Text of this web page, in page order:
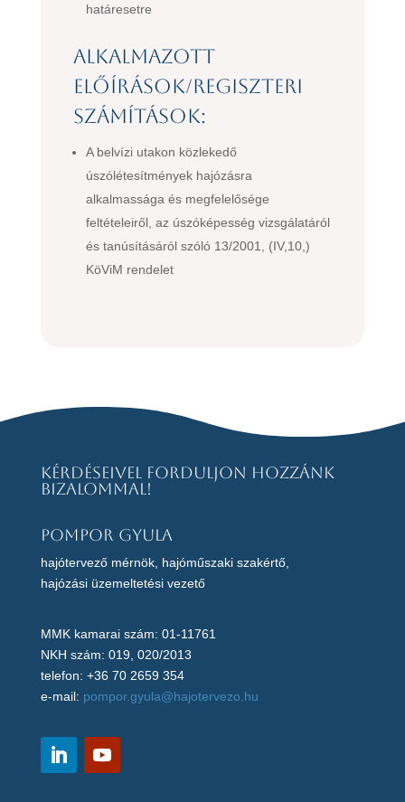
határesetre
Alkalmazott
előírások/regiszteri
számítások:
A belvízi utakon közlekedő
úszólétesítmények hajózásra
alkalmassága és megfelelősége
feltételeiről, az úszóképesség vizsgálatáról
és tanúsításáról szóló 13/2001, (IV,10,)
KöViM rendelet
Kérdéseivel forduljon hozzánk
bizalommal!
Pompor Gyula
hajótervező mérnök, hajóműszaki szakértő,
hajózási üzemeltetési vezető
MMK kamarai szám: 01-11761
NKH szám: 019, 020/2013
telefon: +36 70 2659 354
e-mail: pompor.gyula@hajotervezo.hu